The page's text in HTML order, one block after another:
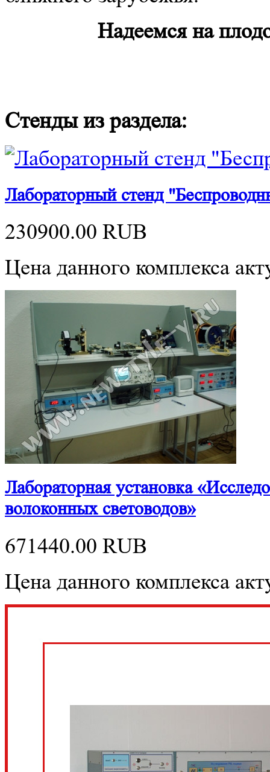
Надеемся на
Стенды из раздела:
Лабораторный стенд
230900.00 RUB
Цена данного комплекса
Лабораторная установка
волоконных световодов»
671440.00 RUB
Цена данного комплекса